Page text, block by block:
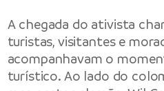
A chegada do ativista
turistas, visitantes e
acompanhavam o
turístico. Ao lado do